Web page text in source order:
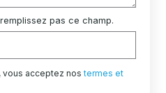
pas ce champ.
vous acceptez nostermes et